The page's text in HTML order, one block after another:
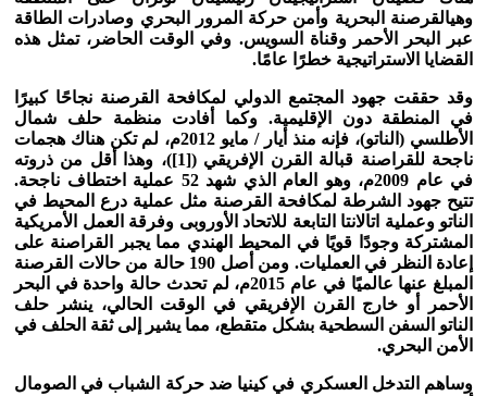
وهيالقرصنة البحرية وأمن حركة المرور البحري وصادرات الطاقة
عبر البحر الأحمر وقناة السويس. وفي الوقت الحاضر، تمثل هذه
القضايا الاستراتيجية خطرًا عامًا.
وقد حققت جهود المجتمع الدولي لمكافحة القرصنة نجاحًا كبيرًا
في المنطقة دون الإقليمية. وكما أفادت منظمة حلف شمال
الأطلسي (الناتو)، فإنه منذ أيار / مايو 2012م، لم تكن هناك هجمات
ناجحة للقراصنة قبالة القرن الإفريقي ([1])، وهذا أقل من ذروته
في عام 2009م، وهو العام الذي شهد 52 عملية اختطاف ناجحة.
تتيح جهود الشرطة لمكافحة القرصنة مثل عملية درع المحيط في
الناتو وعملية اتالانتا التابعة للاتحاد الأوروبى وفرقة العمل الأمريكية
المشتركة وجودًا قويًا في المحيط الهندي مما يجبر القراصنة على
إعادة النظر في العمليات.
ومن أصل 190 حالة من حالات القرصنة
المبلغ عنها عالميًا في عام 2015م، لم تحدث حالة واحدة في البحر
الأحمر أو خارج القرن الإفريقي في الوقت الحالي، ينشر حلف
الناتو السفن السطحية بشكل متقطع، مما يشير إلى ثقة الحلف في
الأمن البحري.
وساهم التدخل العسكري في كينيا ضد حركة الشباب في الصومال